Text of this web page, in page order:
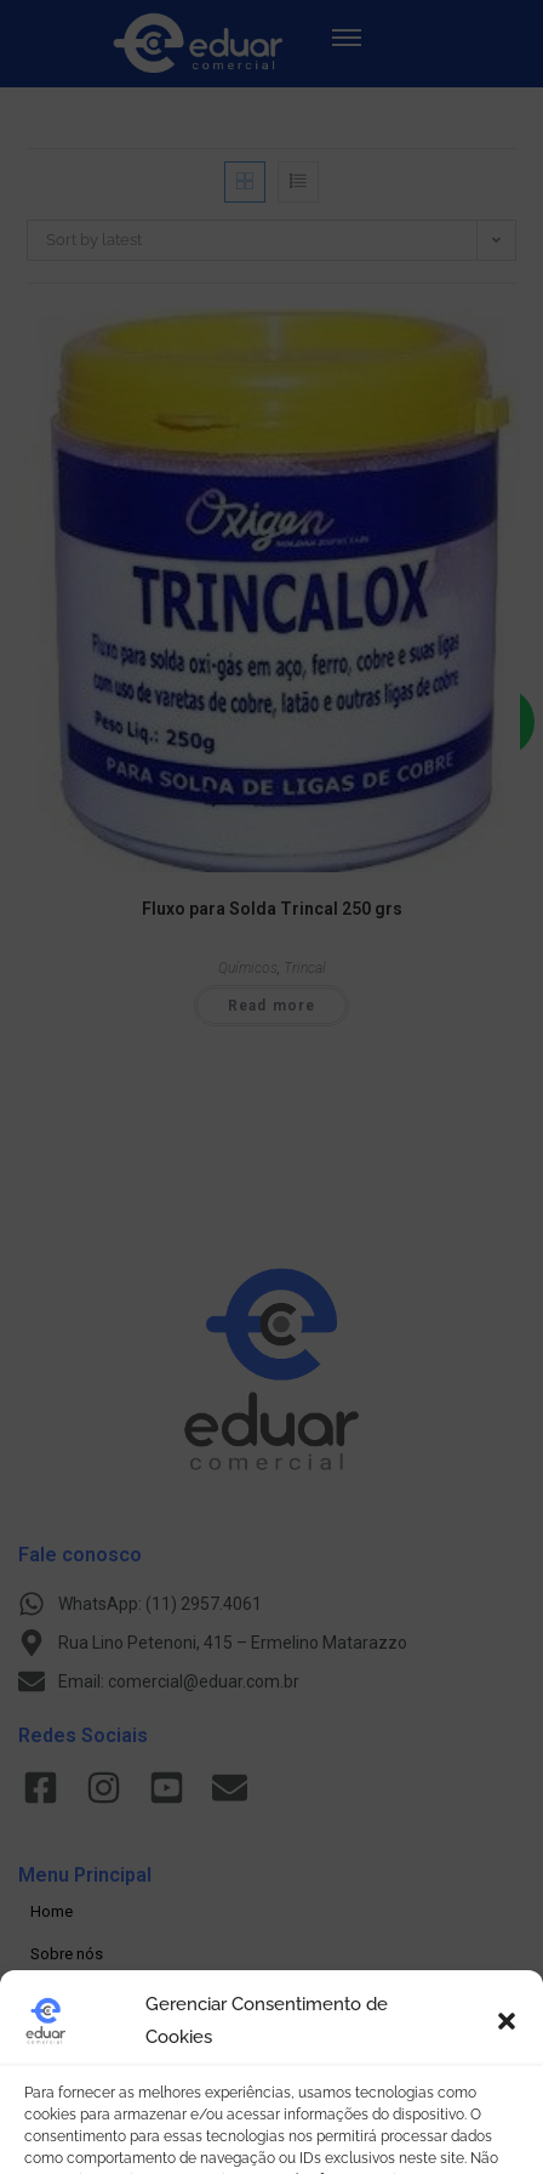
Gerenciar Consentimento de
Cookies
Para fornecer as melhores experiências, usamos tecnologias como
cookies para armazenar e/ou acessar informações do dispositivo. O
consentimento para essas tecnologias nos permitirá processar dados
como comportamento de navegação ou IDs exclusivos neste site. Não
Sort by latest
Fluxo para Solda Trincal 250 grs
Químicos , Trincal
Read more
Fale conosco
WhatsApp: (11) 2957.4061
Rua Lino Petenoni, 415 – Ermelino Matarazzo
Email: comercial@eduar.com.br
Redes Sociais
Menu Principal
Home
Sobre nós
Produtos
Loja online
Contato